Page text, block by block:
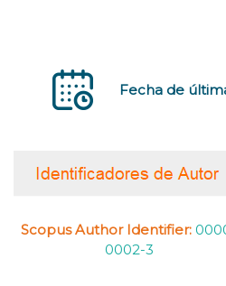
Fecha de
Scopus Author Identifier:
0002-3